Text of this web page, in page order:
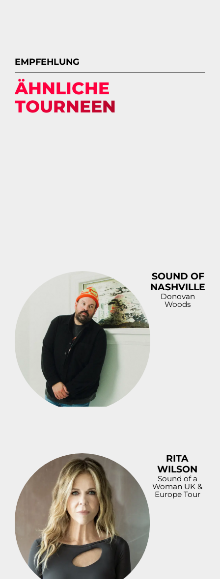
EMPFEHLUNG
ÄHNLICHE
TOURNEEN
SOUND OF
NASHVILLE
Donovan
Woods
RITA
WILSON
Sound of a
Woman UK &
Europe Tour